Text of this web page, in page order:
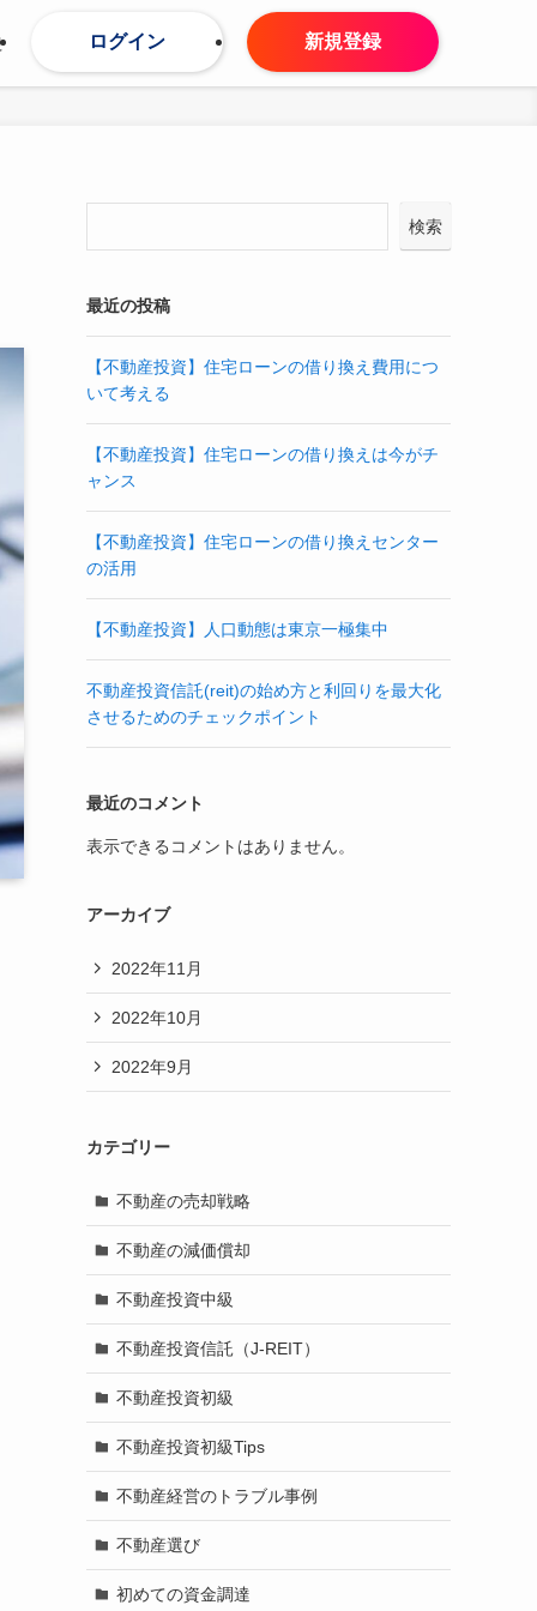
ログイン 新規登録
検索
最近の投稿
【不動産投資】住宅ローンの借り換え費用につ
いて考える
【不動産投資】住宅ローンの借り換えは今がチ
ャンス
【不動産投資】住宅ローンの借り換えセンター
の活用
【不動産投資】人口動態は東京一極集中
不動産投資信託(reit)の始め方と利回りを最大化
させるためのチェックポイント
最近のコメント
表示できるコメントはありません。
アーカイブ
2022年11月
2022年10月
2022年9月
カテゴリー
不動産の売却戦略
不動産の減価償却
不動産投資中級
不動産投資信託（J-REIT）
不動産投資初級
不動産投資初級Tips
不動産経営のトラブル事例
不動産選び
初めての資金調達